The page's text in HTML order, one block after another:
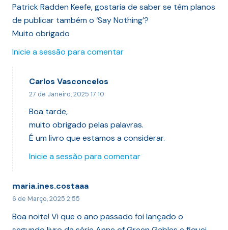
Patrick Radden Keefe, gostaria de saber se têm planos
de publicar também o ‘Say Nothing’?
Muito obrigado
Inicie a sessão para comentar
Carlos Vasconcelos
27 de Janeiro, 2025 17:10
Boa tarde,
muito obrigado pelas palavras.
É um livro que estamos a considerar.
Inicie a sessão para comentar
maria.ines.costaaa
6 de Março, 2025 2:55
Boa noite! Vi que o ano passado foi lançado o